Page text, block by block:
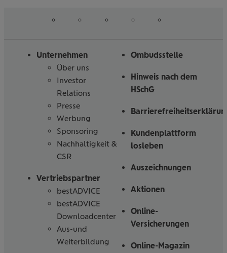
Unternehmen
Über uns
Investor
Relations
Presse
Werbung
Sponsoring
Nachhaltigkeit &
CSR
Vertriebspartner
bestADVICE
bestADVICE
Downloadcenter
Aus-und
Weiterbildung
Ombudsstelle
Hinweis nach dem
HSchG
Kundenplattform
losleben
Auszeichnungen
Aktionen
Online-
Versicherungen
Online-Magazin
uns